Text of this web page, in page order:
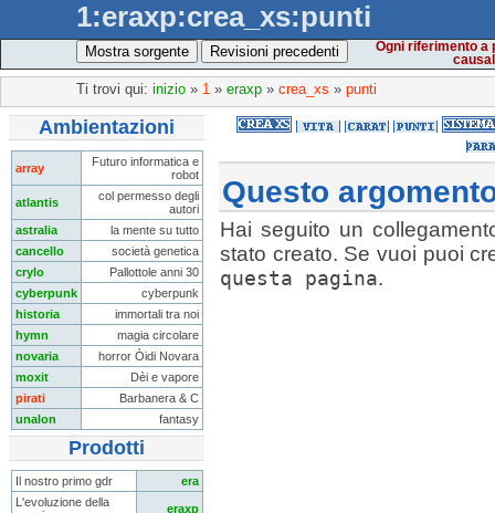
1:eraxp:crea_xs:punti
Mostra sorgente Revisioni precedenti
Ogni riferimento a
Ti trovi qui:inizio » 1 »eraxp »crea_xs »punti
Ambientazioni
array
Futuro informatica e
robot
atlantis
col permesso degli
autori
astralia
la mente su tutto
cancello
società genetica
crylo
Pallottole anni 30
cyberpunk
cyberpunk
historia
immortali tra noi
hymn
magia circolare
novaria
horror Òidi Novara
moxit
Dèi e vapore
pirati
Barbanera & C
unalon
fantasy
Prodotti
Il nostro primo gdr
era
L'evoluzione della
eraxp
Questo
Hai seguito un
stato creato. Se vuoi puoi
questa pagina.